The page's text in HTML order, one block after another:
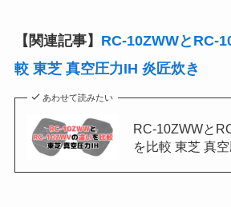
【関連記事】 RC-10ZWWとRC-
較 東芝 真空圧力IH 炎匠炊き
あわせて読みたい
RC-10ZWWと
を比較 東芝 真